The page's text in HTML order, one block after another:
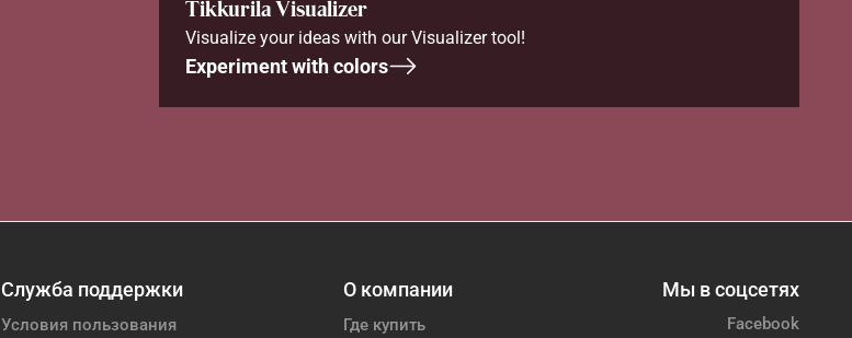
Tikkurila Visualizer
Visualize your ideas with our Visualizer tool!
Experiment with colors
Служба поддержки
Условия пользования
О компании
Где купить
Мы в соцсетях
Facebook